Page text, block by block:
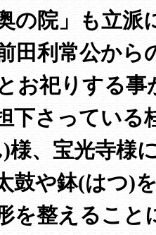
の院」も立派
田利常公から
お祀りする事
下さっている
様、宝光寺様
鼓や鉢(はつ)
を整えること